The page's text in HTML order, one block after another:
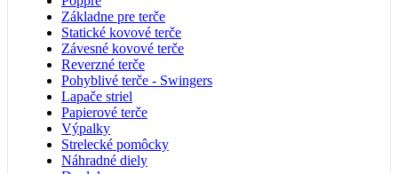
Základne pre terče
Statické kovové terče
Závesné kovové terče
Reverzné terče
Pohyblivé terče - Swingers
Lapače striel
Papierové terče
Výpalky
Strelecké pomôcky
Náhradné diely